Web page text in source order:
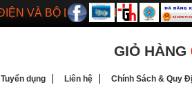
VÀ BỘ LƯU ĐIỆN
GIỎ HÀNG
Tuyển dụng Liên hệ Chính Sách & Quy